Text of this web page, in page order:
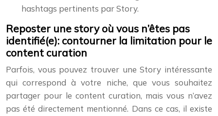
hashtags pertinents par Story.
Reposter une story où vous n’êtes pas
identifié(e): contourner la limitation pour le
content curation
Parfois, vous pouvez trouver une Story intéressante
qui correspond à votre niche, que vous souhaitez
partager pour le content curation, mais vous n’avez
pas été directement mentionné. Dans ce cas, il existe